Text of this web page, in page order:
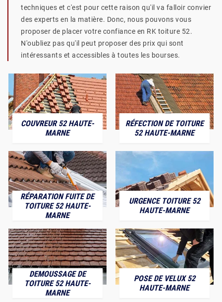
techniques et c'est pour cette raison qu'il va falloir convier
des experts en la matière. Donc, nous pouvons vous
proposer de placer votre confiance en RK toiture 52.
N'oubliez pas qu'il peut proposer des prix qui sont
intéressants et accessibles à toutes les bourses.
COUVREUR 52 HAUTE-
MARNE
RÉFECTION DE TOITURE
52 HAUTE-MARNE
RÉPARATION FUITE DE
TOITURE 52 HAUTE-
MARNE
URGENCE TOITURE 52
HAUTE-MARNE
DEMOUSSAGE DE
TOITURE 52 HAUTE-
MARNE
POSE DE VELUX 52
HAUTE-MARNE